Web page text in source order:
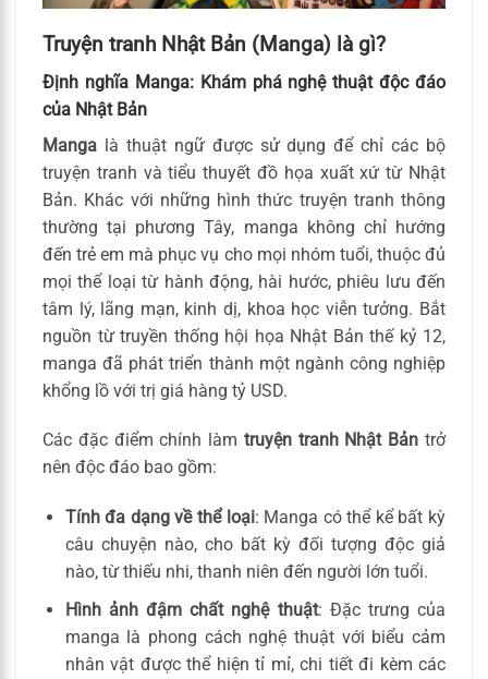
Truyện tranh Nhật Bản (Manga) là gì?
Định nghĩa Manga: Khám phá nghệ thuật độc đáo
của Nhật Bản
Manga là thuật ngữ được sử dụng để chỉ các bộ
truyện tranh và tiểu thuyết đồ họa xuất xứ từ Nhật
Bản. Khác với những hình thức truyện tranh thông
thường tại phương Tây, manga không chỉ hướng
đến trẻ em mà phục vụ cho mọi nhóm tuổi, thuộc đủ
mọi thể loại từ hành động, hài hước, phiêu lưu đến
tâm lý, lãng mạn, kinh dị, khoa học viễn tưởng. Bắt
nguồn từ truyền thống hội họa Nhật Bản thế kỷ 12,
manga đã phát triển thành một ngành công nghiệp
khổng lồ với trị giá hàng tỷ USD.
Các đặc điểm chính làm truyện tranh Nhật Bản trở
nên độc đáo bao gồm:
Tính đa dạng về thể loại: Manga có thể kể bất kỳ
câu chuyện nào, cho bất kỳ đối tượng độc giả
nào, từ thiếu nhi, thanh niên đến người lớn tuổi.
Hình ảnh đậm chất nghệ thuật: Đặc trưng của
manga là phong cách nghệ thuật với biểu cảm
nhân vật được thể hiện tỉ mỉ, chi tiết đi kèm các